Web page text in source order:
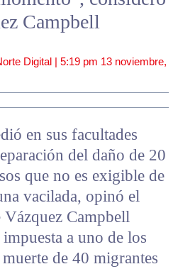
Campbell
Digital | 5:19 pm 13 noviembre,
en sus facultades
del daño de 20
que no es exigible de
vacilada, opinó el
Vázquez Campbell
a uno de los
de 40 migrantes